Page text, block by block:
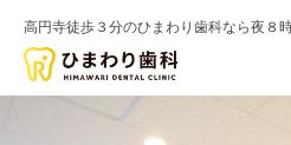
高円寺徒歩３分のひまわり歯科なら夜８